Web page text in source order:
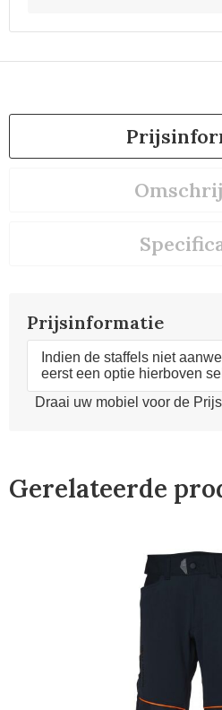
Prijsinformatie
Indien de staffels niet
eerst een optie hierboven
Draai uw mobiel voor de
Gerelateerde